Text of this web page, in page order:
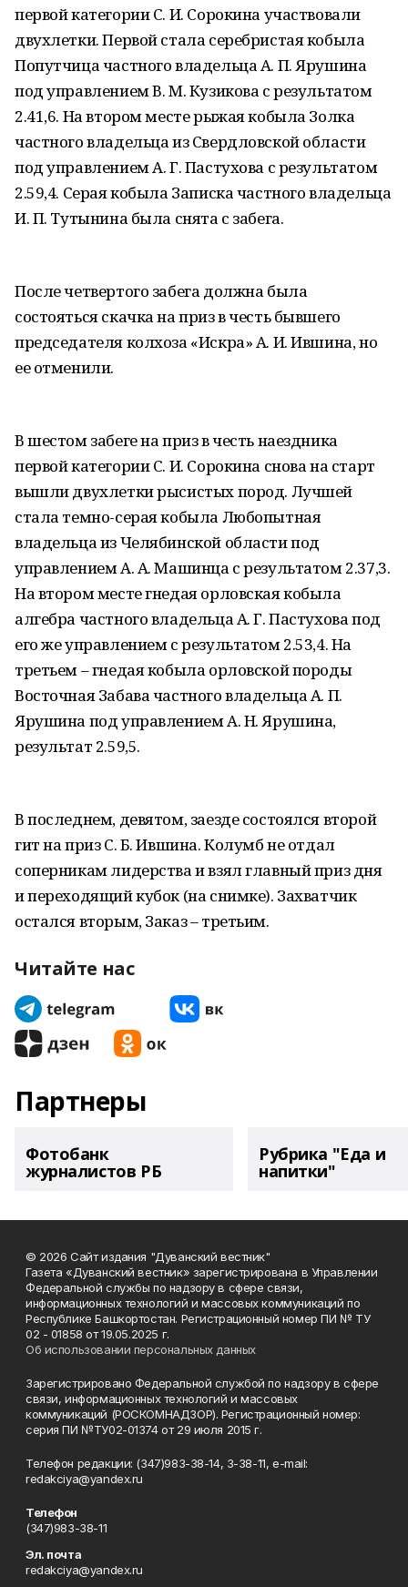
первой категории С. И. Сорокина участвовали
двухлетки. Первой стала серебристая кобыла
Попутчица частного владельца А. П. Ярушина
под управлением В. М. Кузикова с результатом
2.41,6. На втором месте рыжая кобыла Золка
частного владельца из Свердловской области
под управлением А. Г. Пастухова с результатом
2.59,4. Серая кобыла Записка частного владельца
И. П. Тутынина была снята с забега.
После четвертого забега должна была
состояться скачка на приз в честь бывшего
председателя колхоза «Искра» А. И. Ившина, но
ее отменили.
В шестом забеге на приз в честь наездника
первой категории С. И. Сорокина снова на старт
вышли двухлетки рысистых пород. Лучшей
стала темно-серая кобыла Любопытная
владельца из Челябинской области под
управлением А. А. Машинца с результатом 2.37,3.
На втором месте гнедая орловская кобыла
алгебра частного владельца А. Г. Пастухова под
его же управлением с результатом 2.53,4. На
третьем – гнедая кобыла орловской породы
Восточная Забава частного владельца А. П.
Ярушина под управлением А. Н. Ярушина,
результат 2.59,5.
В последнем, девятом, заезде состоялся второй
гит на приз С. Б. Ившина. Колумб не отдал
соперникам лидерства и взял главный приз дня
и переходящий кубок (на снимке). Захватчик
остался вторым, Заказ – третьим.
Читайте нас
Партнеры
Фотобанк
журналистов РБ
Рубрика "Еда и
напитки"
© 2026 Сайт издания "Дуванский вестник"
Газета «Дуванский вестник» зарегистрирована в Управлении
Федеральной службы по надзору в сфере связи,
информационных технологий и массовых коммуникаций по
Республике Башкортостан. Регистрационный номер ПИ № ТУ
02 - 01858 от 19.05.2025 г.
Об использовании персональных данных
Зарегистрировано Федеральной службой по надзору в сфере
связи, информационных технологий и массовых
коммуникаций (РОСКОМНАДЗОР). Регистрационный номер:
серия ПИ №ТУ02-01374 от 29 июля 2015 г.
Телефон редакции: (347)983-38-14, 3-38-11, e-mail:
redakciya@yandex.ru
Телефон
(347)983-38-11
Эл. почта
redakciya@yandex.ru